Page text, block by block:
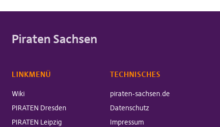
Piraten Sachsen
LINKMENÜ
Wiki
PIRATEN Dresden
PIRATEN Leipzig
TECHNISCHES
piraten-sachsen.de
Datenschutz
Impressum